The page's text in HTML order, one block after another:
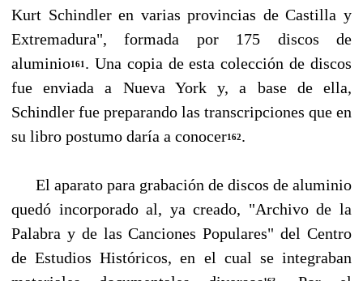
Kurt Schindler en varias provincias de Castilla y
Extremadura", formada por 175 discos de
aluminio161 . Una copia de esta colección de discos
fue enviada a Nueva York y, a base de ella,
Schindler fue preparando las transcripciones que en
su libro postumo daría a conocer162.
El aparato para grabación de discos de aluminio
quedó incorporado al, ya creado, "Archivo de la
Palabra y de las Canciones Populares" del Centro
de Estudios Históricos, en el cual se integraban